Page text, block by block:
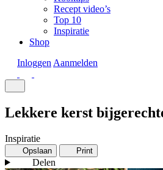
Recept video’s
Top 10
Inspiratie
Shop
Inloggen Aanmelden
Lekkere kerst
Inspiratie
Opslaan Print
Delen